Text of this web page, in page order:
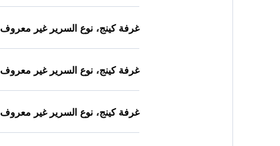
غرفة كينج، نوع السرير غير معروف
غرفة كينج، نوع السرير غير معروف
غرفة كينج، نوع السرير غير معروف